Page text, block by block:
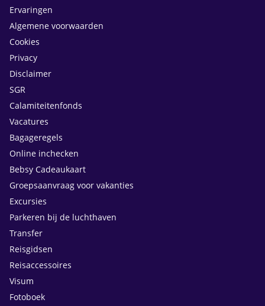
Ervaringen
Algemene voorwaarden
Cookies
Privacy
Disclaimer
SGR
Calamiteitenfonds
Vacatures
Bagageregels
Online inchecken
Bebsy Cadeaukaart
Groepsaanvraag voor vakanties
Excursies
Parkeren bij de luchthaven
Transfer
Reisgidsen
Reisaccessoires
Visum
Fotoboek